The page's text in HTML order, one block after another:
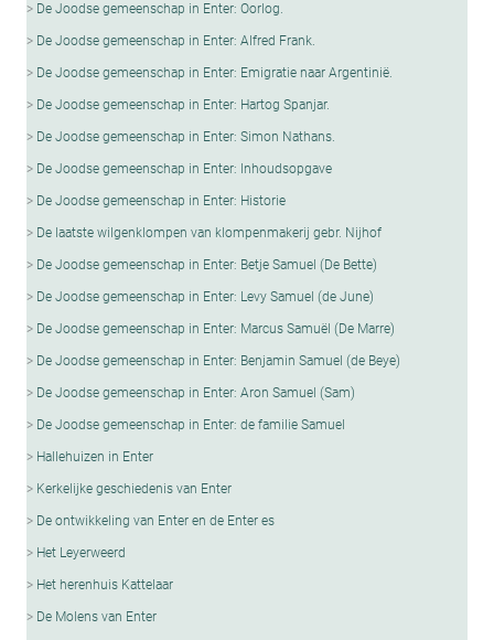
De Joodse gemeenschap in Enter: Oorlog.
De Joodse gemeenschap in Enter: Alfred Frank.
De Joodse gemeenschap in Enter: Emigratie naar Argentinië.
De Joodse gemeenschap in Enter: Hartog Spanjar.
De Joodse gemeenschap in Enter: Simon Nathans.
De Joodse gemeenschap in Enter: Inhoudsopgave
De Joodse gemeenschap in Enter: Historie
De laatste wilgenklompen van klompenmakerij gebr. Nijhof
De Joodse gemeenschap in Enter: Betje Samuel (De Bette)
De Joodse gemeenschap in Enter: Levy Samuel (de June)
De Joodse gemeenschap in Enter: Marcus Samuël (De Marre)
De Joodse gemeenschap in Enter: Benjamin Samuel (de Beye)
De Joodse gemeenschap in Enter: Aron Samuel (Sam)
De Joodse gemeenschap in Enter: de familie Samuel
Hallehuizen in Enter
Kerkelijke geschiedenis van Enter
De ontwikkeling van Enter en de Enter es
Het Leyerweerd
Het herenhuis Kattelaar
De Molens van Enter